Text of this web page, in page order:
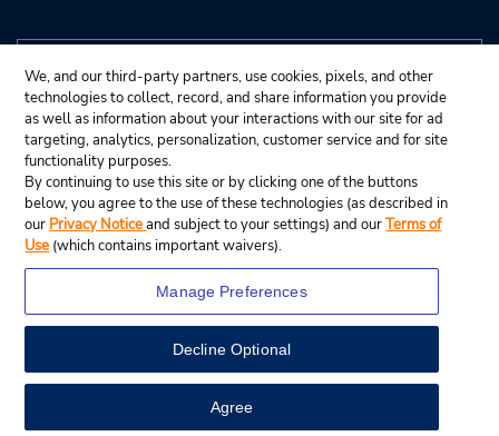
View Map
© Budget Rent A Car System, Inc., 2025.
We, and our third-party partners, use cookies, pixels, and other
technologies to collect, record, and share information you provide
as well as information about your interactions with our site for ad
targeting, analytics, personalization, customer service and for site
functionality purposes.
By continuing to use this site or by clicking one of the buttons
below, you agree to the use of these technologies (as described in
our Privacy Noticeand subject to your settings) and ourTerms of
Use (which contains important waivers).
Manage Preferences
Decline Optional
Agree